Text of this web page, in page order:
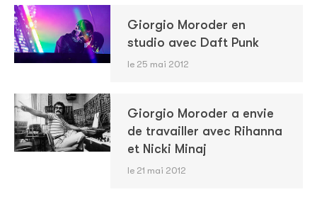
Giorgio Moroder en
studio avec Daft Punk
le 25 mai 2012
Giorgio Moroder a envie
de travailler avec Rihanna
et Nicki Minaj
le 21 mai 2012